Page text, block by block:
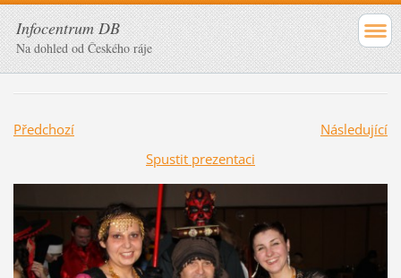
Infocentrum DB
Na dohled od Českého ráje
Předchozí
Následující
Spustit prezentaci